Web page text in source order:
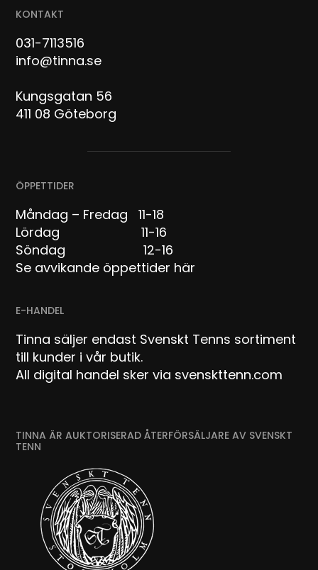
KONTAKT
031-7113516
info@tinna.se
Kungsgatan 56
411 08 Göteborg
ÖPPETTIDER
Måndag – Fredag 11-18
Lördag 11-16
Söndag 12-16
Se avvikande öppettider här
E-HANDEL
Tinna säljer endast Svenskt Tenns sortiment
till kunder i vår butik.
All digital handel sker via svenskttenn.com
TINNA ÄR AUKTORISERAD ÅTERFÖRSÄLJARE AV SVENSKT
TENN